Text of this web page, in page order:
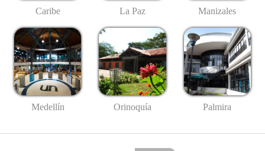
Caribe La Paz Manizales
Medellín Orinoquía Palmira